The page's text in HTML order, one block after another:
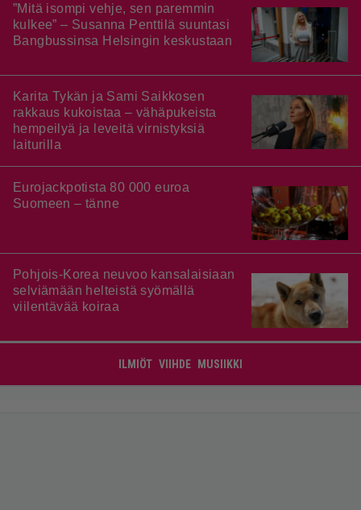
”Mitä isompi vehje, sen paremmin
kulkee” – Susanna Penttilä suuntasi
Bangbussinsa Helsingin keskustaan
Karita Tykän ja Sami Saikkosen
rakkaus kukoistaa – vähäpukeista
hempeilyä ja leveitä virnistyksiä
laiturilla
Eurojackpotista 80 000 euroa
Suomeen – tänne
Pohjois-Korea neuvoo kansalaisiaan
selviämään helteistä syömällä
viilentävää koiraa
ILMIÖT VIIHDE MUSIIKKI